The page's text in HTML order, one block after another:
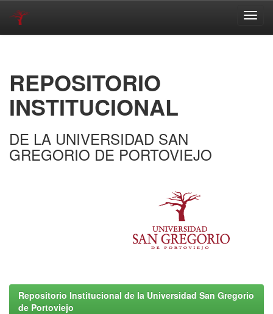
REPOSITORIO
INSTITUCIONAL
DE LA UNIVERSIDAD SAN
GREGORIO DE PORTOVIEJO
Repositorio Institucional de la Universidad San Gregorio
de Portoviejo